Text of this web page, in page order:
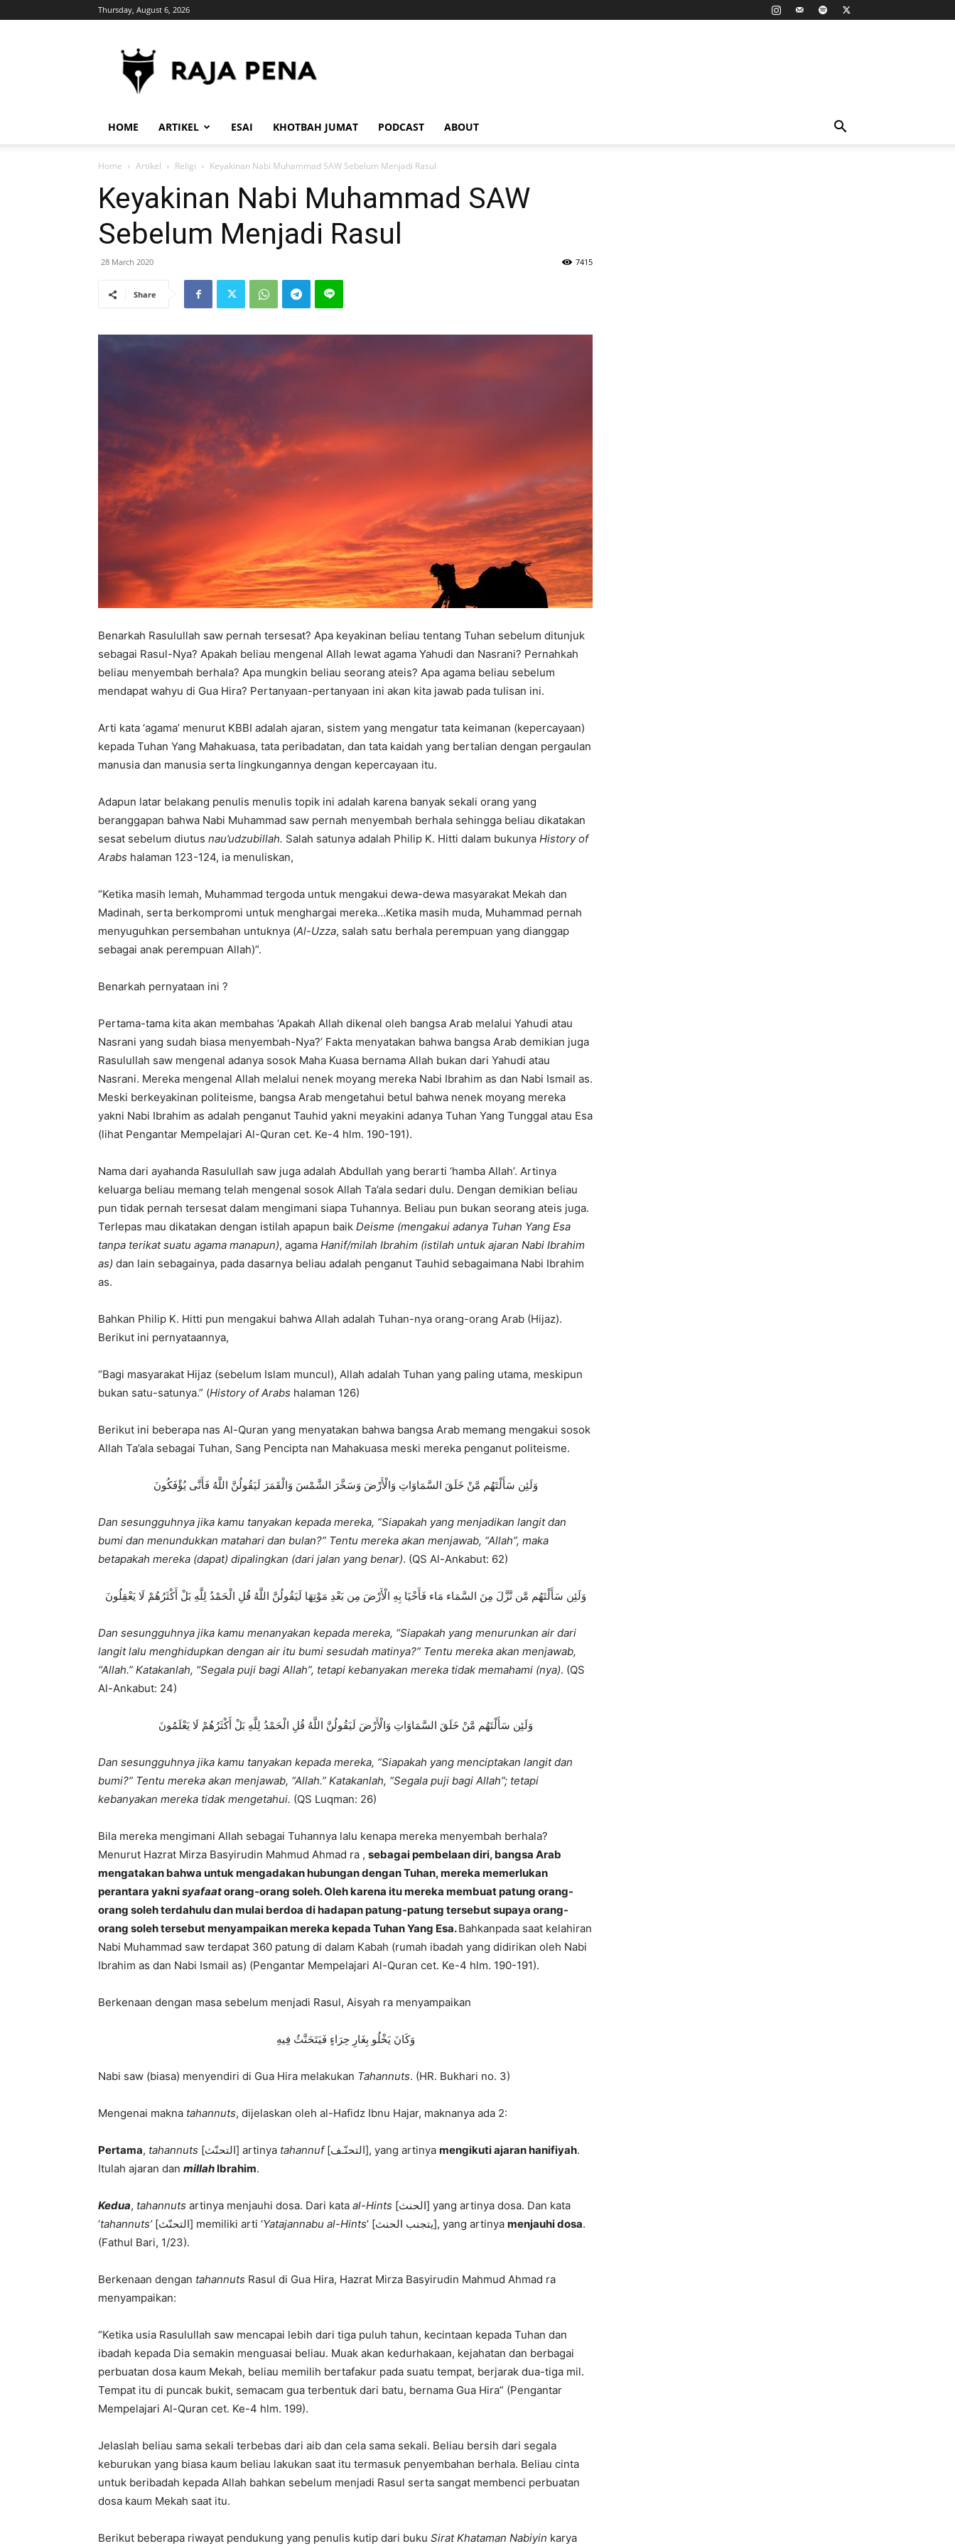
Thursday, August 6, 2026
HOME ARTIKEL ESAI KHOTBAH JUMAT PODCAST ABOUT
Home Artikel Religi Keyakinan Nabi Muhammad SAW Sebelum Menjadi Rasul
Keyakinan Nabi Muhammad SAW
Sebelum Menjadi Rasul
28 March 2020 7415
Share
Benarkah Rasulullah saw pernah tersesat? Apa keyakinan beliau tentang Tuhan sebelum ditunjuk
sebagai Rasul-Nya? Apakah beliau mengenal Allah lewat agama Yahudi dan Nasrani? Pernahkah
beliau menyembah berhala? Apa mungkin beliau seorang ateis? Apa agama beliau sebelum
mendapat wahyu di Gua Hira? Pertanyaan-pertanyaan ini akan kita jawab pada tulisan ini.
Arti kata ‘agama’ menurut KBBI adalah ajaran, sistem yang mengatur tata keimanan (kepercayaan)
kepada Tuhan Yang Mahakuasa, tata peribadatan, dan tata kaidah yang bertalian dengan pergaulan
manusia dan manusia serta lingkungannya dengan kepercayaan itu.
Adapun latar belakang penulis menulis topik ini adalah karena banyak sekali orang yang
beranggapan bahwa Nabi Muhammad saw pernah menyembah berhala sehingga beliau dikatakan
sesat sebelum diutus nau’udzubillah. Salah satunya adalah Philip K. Hitti dalam bukunya History of
Arabs halaman 123-124, ia menuliskan,
“Ketika masih lemah, Muhammad tergoda untuk mengakui dewa-dewa masyarakat Mekah dan
Madinah, serta berkompromi untuk menghargai mereka…Ketika masih muda, Muhammad pernah
menyuguhkan persembahan untuknya (Al-Uzza, salah satu berhala perempuan yang dianggap
sebagai anak perempuan Allah)”.
Benarkah pernyataan ini ?
Pertama-tama kita akan membahas ‘Apakah Allah dikenal oleh bangsa Arab melalui Yahudi atau
Nasrani yang sudah biasa menyembah-Nya?’ Fakta menyatakan bahwa bangsa Arab demikian juga
Rasulullah saw mengenal adanya sosok Maha Kuasa bernama Allah bukan dari Yahudi atau
Nasrani. Mereka mengenal Allah melalui nenek moyang mereka Nabi Ibrahim as dan Nabi Ismail as.
Meski berkeyakinan politeisme, bangsa Arab mengetahui betul bahwa nenek moyang mereka
yakni Nabi Ibrahim as adalah penganut Tauhid yakni meyakini adanya Tuhan Yang Tunggal atau Esa
(lihat Pengantar Mempelajari Al-Quran cet. Ke-4 hlm. 190-191).
Nama dari ayahanda Rasulullah saw juga adalah Abdullah yang berarti ‘hamba Allah’. Artinya
keluarga beliau memang telah mengenal sosok Allah Ta’ala sedari dulu. Dengan demikian beliau
pun tidak pernah tersesat dalam mengimani siapa Tuhannya. Beliau pun bukan seorang ateis juga.
Terlepas mau dikatakan dengan istilah apapun baik Deisme (mengakui adanya Tuhan Yang Esa
tanpa terikat suatu agama manapun), agama Hanif/milah Ibrahim (istilah untuk ajaran Nabi Ibrahim
as) dan lain sebagainya, pada dasarnya beliau adalah penganut Tauhid sebagaimana Nabi Ibrahim
as.
Bahkan Philip K. Hitti pun mengakui bahwa Allah adalah Tuhan-nya orang-orang Arab (Hijaz).
Berikut ini pernyataannya,
“Bagi masyarakat Hijaz (sebelum Islam muncul), Allah adalah Tuhan yang paling utama, meskipun
bukan satu-satunya.” (History of Arabs halaman 126)
Berikut ini beberapa nas Al-Quran yang menyatakan bahwa bangsa Arab memang mengakui sosok
Allah Ta’ala sebagai Tuhan, Sang Pencipta nan Mahakuasa meski mereka penganut politeisme.
وَلَئِن سَأَلْتَهُم مَّنْ خَلَقَ السَّمَاوَاتِ وَالْأَرْضَ وَسَخَّرَ الشَّمْسَ وَالْقَمَرَ لَيَقُولُنَّ اللَّهُ فَأَنَّى يُؤْفَكُونَ
Dan sesungguhnya jika kamu tanyakan kepada mereka, “Siapakah yang menjadikan langit dan
bumi dan menundukkan matahari dan bulan?” Tentu mereka akan menjawab, “Allah”, maka
betapakah mereka (dapat) dipalingkan (dari jalan yang benar). (QS Al-Ankabut: 62)
وَلَئِن سَأَلْتَهُم مَّن نَّزَّلَ مِنَ السَّمَاء مَاء فَأَحْيَا بِهِ الْأَرْضَ مِن بَعْدِ مَوْتِهَا لَيَقُولُنَّ اللَّهُ قُلِ الْحَمْدُ لِلَّهِ بَلْ أَكْثَرُهُمْ لَا يَعْقِلُونَ
Dan sesungguhnya jika kamu menanyakan kepada mereka, “Siapakah yang menurunkan air dari
langit lalu menghidupkan dengan air itu bumi sesudah matinya?” Tentu mereka akan menjawab,
“Allah.” Katakanlah, “Segala puji bagi Allah”, tetapi kebanyakan mereka tidak memahami (nya). (QS
Al-Ankabut: 24)
وَلَئِن سَأَلْتَهُم مَّنْ خَلَقَ السَّمَاوَاتِ وَالْأَرْضَ لَيَقُولُنَّ اللَّهُ قُلِ الْحَمْدُ لِلَّهِ بَلْ أَكْثَرُهُمْ لَا يَعْلَمُونَ
Dan sesungguhnya jika kamu tanyakan kepada mereka, “Siapakah yang menciptakan langit dan
bumi?” Tentu mereka akan menjawab, “Allah.” Katakanlah, “Segala puji bagi Allah”; tetapi
kebanyakan mereka tidak mengetahui. (QS Luqman: 26)
Bila mereka mengimani Allah sebagai Tuhannya lalu kenapa mereka menyembah berhala?
Menurut Hazrat Mirza Basyirudin Mahmud Ahmad ra , sebagai pembelaan diri, bangsa Arab
mengatakan bahwa untuk mengadakan hubungan dengan Tuhan, mereka memerlukan
perantara yaknisyafaatorang-orang soleh. Oleh karena itu mereka membuat patung orang-
orang soleh terdahulu dan mulai berdoa di hadapan patung-patung tersebut supaya orang-
orang soleh tersebut menyampaikan mereka kepada Tuhan Yang Esa.Bahkanpada saat kelahiran
Nabi Muhammad saw terdapat 360 patung di dalam Kabah (rumah ibadah yang didirikan oleh Nabi
Ibrahim as dan Nabi Ismail as) (Pengantar Mempelajari Al-Quran cet. Ke-4 hlm. 190-191).
Berkenaan dengan masa sebelum menjadi Rasul, Aisyah ra menyampaikan
وَكَانَ يَخْلُو بِغَارِ حِرَاءٍ فَيَتَحَنَّثُ فِيهِ
Nabi saw (biasa) menyendiri di Gua Hira melakukan Tahannuts. (HR. Bukhari no. 3)
Mengenai makna tahannuts, dijelaskan oleh al-Hafidz Ibnu Hajar, maknanya ada 2:
Pertama, tahannuts [التحنّث] artinya tahannuf [التحنّـف], yang artinya mengikuti ajaran hanifiyah.
Itulah ajaran dan millah Ibrahim.
Kedua, tahannuts artinya menjauhi dosa. Dari kata al-Hints [الحنث] yang artinya dosa. Dan kata
‘tahannuts’ [التحنّث] memiliki arti ‘Yatajannabu al-Hints ’ [يتجنب الحنث], yang artinya menjauhi dosa.
(Fathul Bari, 1/23).
Berkenaan dengan tahannuts Rasul di Gua Hira, Hazrat Mirza Basyirudin Mahmud Ahmad ra
menyampaikan:
“Ketika usia Rasulullah saw mencapai lebih dari tiga puluh tahun, kecintaan kepada Tuhan dan
ibadah kepada Dia semakin menguasai beliau. Muak akan kedurhakaan, kejahatan dan berbagai
perbuatan dosa kaum Mekah, beliau memilih bertafakur pada suatu tempat, berjarak dua-tiga mil.
Tempat itu di puncak bukit, semacam gua terbentuk dari batu, bernama Gua Hira” (Pengantar
Mempelajari Al-Quran cet. Ke-4 hlm. 199).
Jelaslah beliau sama sekali terbebas dari aib dan cela sama sekali. Beliau bersih dari segala
keburukan yang biasa kaum beliau lakukan saat itu termasuk penyembahan berhala. Beliau cinta
untuk beribadah kepada Allah bahkan sebelum menjadi Rasul serta sangat membenci perbuatan
dosa kaum Mekah saat itu.
Berikut beberapa riwayat pendukung yang penulis kutip dari buku Sirat Khataman Nabiyin karya